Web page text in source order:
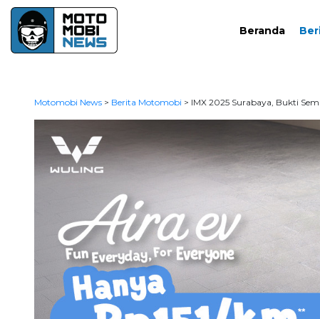
Beranda
Motomobi News> Berita Motomobi > IMX 2025 Surabaya, Bukti